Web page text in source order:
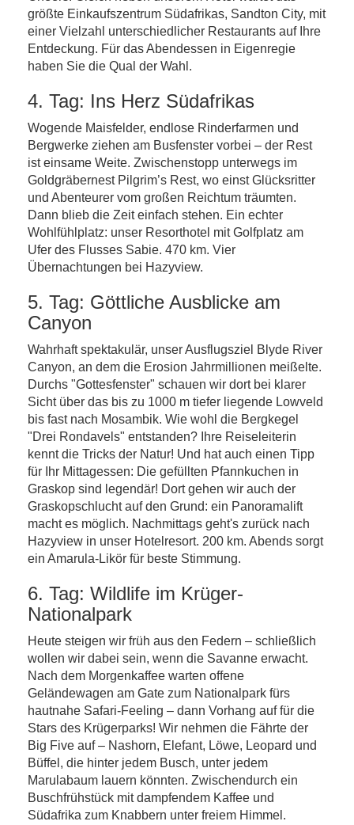
größte Einkaufszentrum Südafrikas, Sandton City, mit
einer Vielzahl unterschiedlicher Restaurants auf Ihre
Entdeckung. Für das Abendessen in Eigenregie
haben Sie die Qual der Wahl.
4. Tag: Ins Herz Südafrikas
Wogende Maisfelder, endlose Rinderfarmen und
Bergwerke ziehen am Busfenster vorbei – der Rest
ist einsame Weite. Zwischenstopp unterwegs im
Goldgräbernest Pilgrim’s Rest, wo einst Glücksritter
und Abenteurer vom großen Reichtum träumten.
Dann blieb die Zeit einfach stehen. Ein echter
Wohlfühlplatz: unser Resorthotel mit Golfplatz am
Ufer des Flusses Sabie. 470 km. Vier
Übernachtungen bei Hazyview.
5. Tag: Göttliche Ausblicke am
Canyon
Wahrhaft spektakulär, unser Ausflugsziel Blyde River
Canyon, an dem die Erosion Jahrmillionen meißelte.
Durchs "Gottesfenster" schauen wir dort bei klarer
Sicht über das bis zu 1000 m tiefer liegende Lowveld
bis fast nach Mosambik. Wie wohl die Bergkegel
"Drei Rondavels" entstanden? Ihre Reiseleiterin
kennt die Tricks der Natur! Und hat auch einen Tipp
für Ihr Mittagessen: Die gefüllten Pfannkuchen in
Graskop sind legendär! Dort gehen wir auch der
Graskopschlucht auf den Grund: ein Panoramalift
macht es möglich. Nachmittags geht's zurück nach
Hazyview in unser Hotelresort. 200 km. Abends sorgt
ein Amarula-Likör für beste Stimmung.
6. Tag: Wildlife im Krüger-
Nationalpark
Heute steigen wir früh aus den Federn – schließlich
wollen wir dabei sein, wenn die Savanne erwacht.
Nach dem Morgenkaffee warten offene
Geländewagen am Gate zum Nationalpark fürs
hautnahe Safari-Feeling – dann Vorhang auf für die
Stars des Krügerparks! Wir nehmen die Fährte der
Big Five auf – Nashorn, Elefant, Löwe, Leopard und
Büffel, die hinter jedem Busch, unter jedem
Marulabaum lauern könnten. Zwischendurch ein
Buschfrühstück mit dampfendem Kaffee und
Südafrika zum Knabbern unter freiem Himmel.